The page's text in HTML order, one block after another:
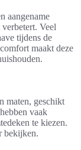
aangename
Veel
tijdens de
maakt deze
maten, geschikt
vaak
te kiezen.
bekijken.